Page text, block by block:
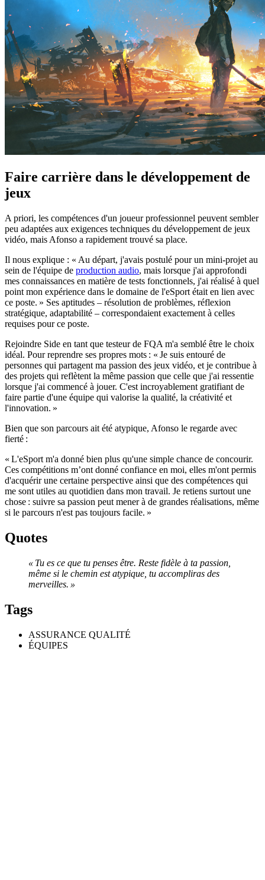
Faire carrière dans le développement de
jeux
A priori, les compétences d'un joueur professionnel peuvent sembler
peu adaptées aux exigences techniques du développement de jeux
vidéo, mais Afonso a rapidement trouvé sa place.
Il nous explique : « Au départ, j'avais postulé pour un mini-projet au
sein de l'équipe de production audio, mais lorsque j'ai approfondi
mes connaissances en matière de tests fonctionnels, j'ai réalisé à quel
point mon expérience dans le domaine de l'eSport était en lien avec
ce poste. » Ses aptitudes – résolution de problèmes, réflexion
stratégique, adaptabilité – correspondaient exactement à celles
requises pour ce poste.
Rejoindre Side en tant que testeur de FQA m'a semblé être le choix
idéal. Pour reprendre ses propres mots : « Je suis entouré de
personnes qui partagent ma passion des jeux vidéo, et je contribue à
des projets qui reflètent la même passion que celle que j'ai ressentie
lorsque j'ai commencé à jouer. C'est incroyablement gratifiant de
faire partie d'une équipe qui valorise la qualité, la créativité et
l'innovation. »
Bien que son parcours ait été atypique, Afonso le regarde avec
fierté :
« L'eSport m'a donné bien plus qu'une simple chance de concourir.
Ces compétitions m’ont donné confiance en moi, elles m'ont permis
d'acquérir une certaine perspective ainsi que des compétences qui
me sont utiles au quotidien dans mon travail. Je retiens surtout une
chose : suivre sa passion peut mener à de grandes réalisations, même
si le parcours n'est pas toujours facile. »
Quotes
« Tu es ce que tu penses être. Reste fidèle à ta passion,
même si le chemin est atypique, tu accompliras des
merveilles. »
Tags
ASSURANCE QUALITÉ
ÉQUIPES